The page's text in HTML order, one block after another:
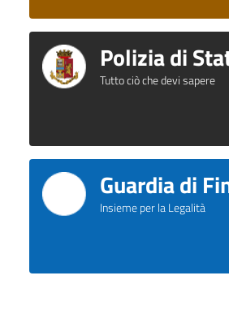
Polizia di
Tutto ciò che devi sapere
Guardia di
Insieme per la Legalità